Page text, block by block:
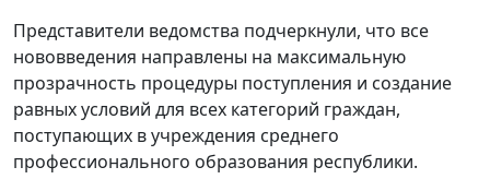
Представители ведомства подчеркнули, что все
нововведения направлены на максимальную
прозрачность процедуры поступления и создание
равных условий для всех категорий граждан,
поступающих в учреждения среднего
профессионального образования республики.